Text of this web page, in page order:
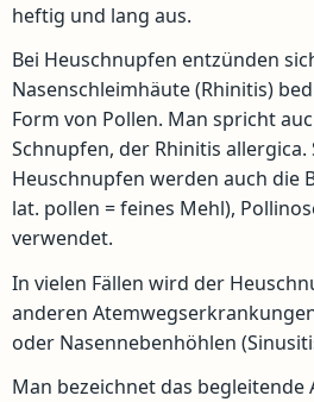
heftig und lang aus.
Bei Heuschnupfen entzünden
Nasenschleimhäute (Rhinitis)
Form von Pollen. Man spricht
Schnupfen, der Rhinitis
Heuschnupfen werden auch die
lat. pollen = feines Mehl),
verwendet.
In vielen Fällen wird der
anderen
oder Nasennebenhöhlen
Man bezeichnet das begleitende